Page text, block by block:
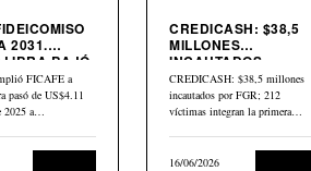
2031.
LIBRA BAJÓ
FICAFE a
pasó de US$4.11
2025 a…
CREDICASH: $38,5
MILLONES
INCAUTADOS.
INICIAN DEVOLUCIÓN
CREDICASH: $38,5 millones
incautados por FGR; 212
víctimas integran la primera
16/06/2026